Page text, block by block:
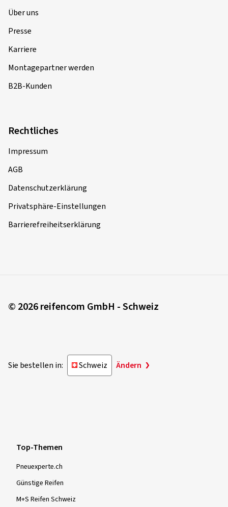
Über uns
Presse
Karriere
Montagepartner werden
B2B-Kunden
Rechtliches
Impressum
AGB
Datenschutzerklärung
Privatsphäre-Einstellungen
Barrierefreiheitserklärung
© 2026 reifencom GmbH - Schweiz
Sie bestellen in: Schweiz Ändern
Top-Themen
Pneuexperte.ch
Günstige Reifen
M+S Reifen Schweiz